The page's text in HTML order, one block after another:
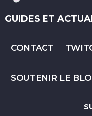
GUIDES ET
CONTACT
SOUTENIR LE